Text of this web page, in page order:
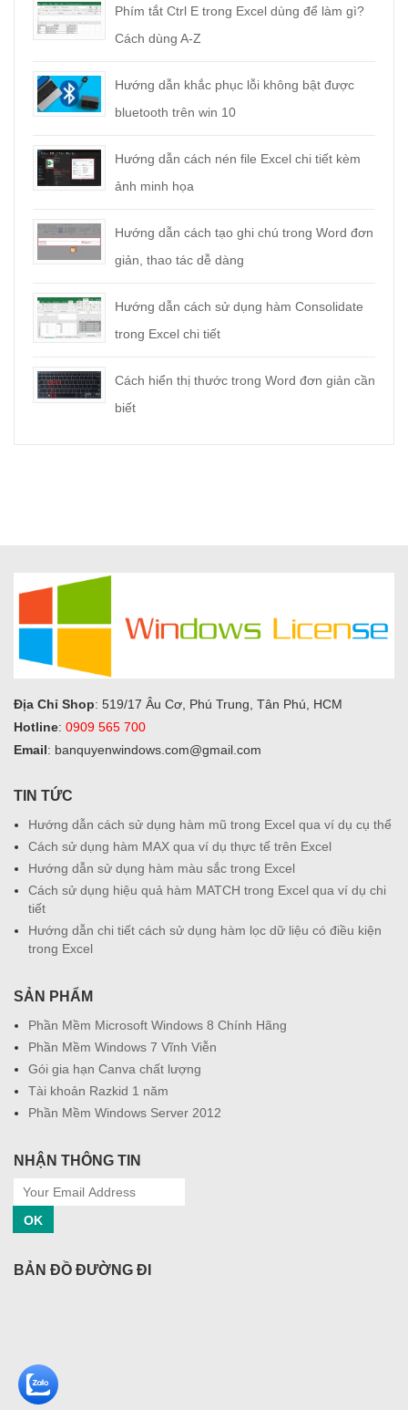
Phím tắt Ctrl E trong Excel dùng để làm gì?
Cách dùng A-Z
Hướng dẫn khắc phục lỗi không bật được
bluetooth trên win 10
Hướng dẫn cách nén file Excel chi tiết kèm
ảnh minh họa
Hướng dẫn cách tạo ghi chú trong Word đơn
giản, thao tác dễ dàng
Hướng dẫn cách sử dụng hàm Consolidate
trong Excel chi tiết
Cách hiển thị thước trong Word đơn giản cần
biết
Địa Chỉ Shop: 519/17 Âu Cơ, Phú Trung, Tân Phú, HCM
Hotline: 0909 565 700
Email: banquyenwindows.com@gmail.com
TIN TỨC
Hướng dẫn cách sử dụng hàm mũ trong Excel qua ví dụ cụ thể
Cách sử dụng hàm MAX qua ví dụ thực tế trên Excel
Hướng dẫn sử dụng hàm màu sắc trong Excel
Cách sử dụng hiệu quả hàm MATCH trong Excel qua ví dụ chi
tiết
Hướng dẫn chi tiết cách sử dụng hàm lọc dữ liệu có điều kiện
trong Excel
SẢN PHẨM
Phần Mềm Microsoft Windows 8 Chính Hãng
Phần Mềm Windows 7 Vĩnh Viễn
Gói gia hạn Canva chất lượng
Tài khoản Razkid 1 năm
Phần Mềm Windows Server 2012
NHẬN THÔNG TIN
OK
BẢN ĐỒ ĐƯỜNG ĐI